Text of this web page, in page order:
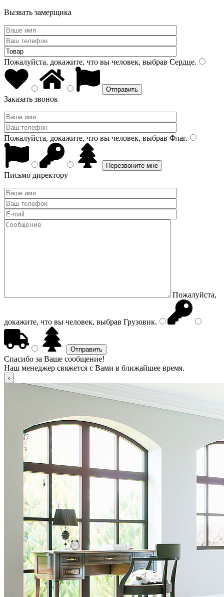
Вызвать замерщика
Пожалуйста, докажите, что вы человек, выбрав Сердце.
Заказать звонок
Пожалуйста, докажите, что вы человек, выбрав Флаг.
Письмо директору
Пожалуйста,
докажите, что вы человек, выбрав Грузовик.
Спасибо за Ваше сообщение!
Наш менеджер свяжется с Вами в ближайшее время.